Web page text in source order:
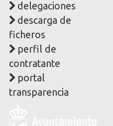
delegaciones
descarga de
ficheros
perfil de
contratante
portal
transparencia